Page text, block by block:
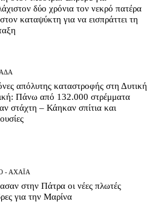
δύο χρόνια τον νεκρό πατέρα
καταψύκτη για να εισπράττει τη
απόλυτης καταστροφής στη Δυτική
Πάνω από 132.000 στρέμματα
στάχτη – Κάηκαν σπίτια και
- ΑΧΑΪ́Α
στην Πάτρα οι νέες πλωτές
για την Μαρίνα